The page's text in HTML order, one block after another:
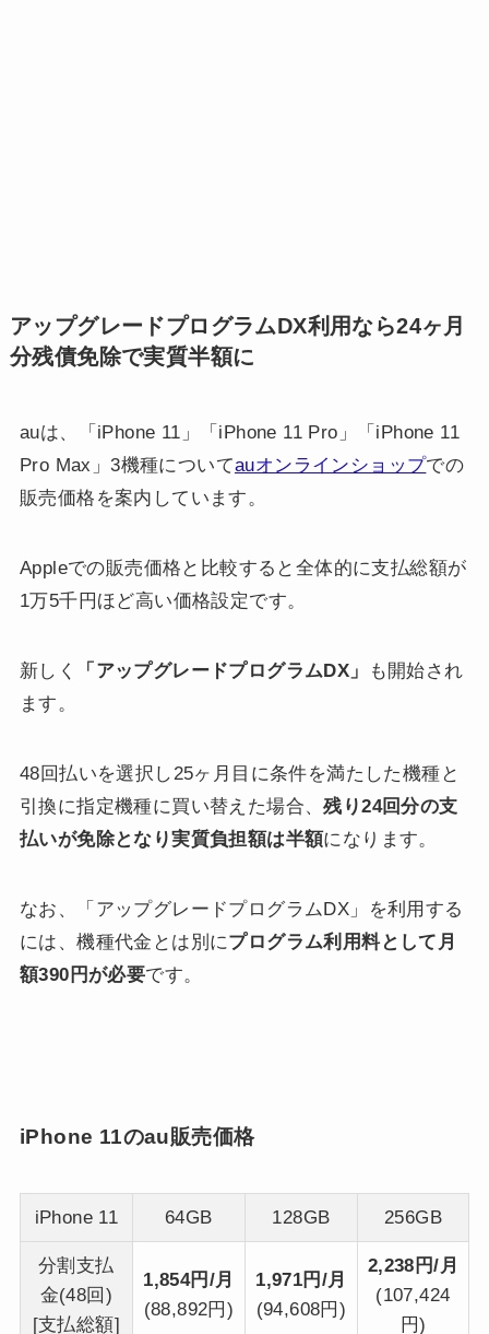
アップグレードプログラムDX利用なら24ヶ月
分残債免除で実質半額に
auは、「iPhone 11」「iPhone 11 Pro」「iPhone 11
Pro Max」3機種についてauオンラインショップでの
販売価格を案内しています。
Appleでの販売価格と比較すると全体的に支払総額が
1万5千円ほど高い価格設定です。
新しく 「アップグレードプログラムDX」
も開始され
ます。
48回払いを選択し25ヶ月目に条件を満たした機種と
引換に指定機種に買い替えた場合、残り24回分の支
払いが免除となり実質負担額は半額になります。
なお、「アップグレードプログラムDX」を利用する
には、機種代金とは別にプログラム利用料として月
額390円が必要です。
iPhone 11のau販売価格
iPhone 11 64GB 128GB 256GB
分割支払
金(48回)
[支払総額]
1,854円/月
(88,892円)
1,971円/月
(94,608円)
2,238円/月
(107,424
円)